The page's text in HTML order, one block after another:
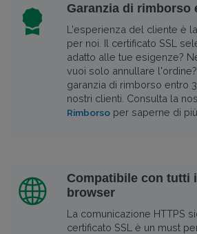
Garanzia di rimborso
L'esperienza del cliente è
per noi. Il certificato SSL
adatto alle tue esigenze?
vuoi solo annullare
garanzia di rimborso entro
nostri clienti. Consulta la
Rimborso per saperne di più.
Compatibile con tutti
browser
La comunicazione HTTPS
certificato SSL è un must